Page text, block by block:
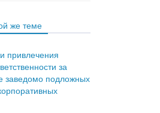
же теме
привлечения
за
заведомо подложных